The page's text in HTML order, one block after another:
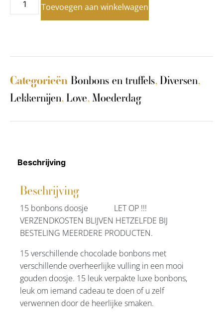
Toevoegen aan winkelwagen
Categorieën Bonbons en truffels, Diversen,
Lekkernijen, Love, Moederdag
Beschrijving
Beschrijving
15 bonbons doosje LET OP !!!
VERZENDKOSTEN BLIJVEN HETZELFDE BIJ
BESTELING MEERDERE PRODUCTEN.
15 verschillende chocolade bonbons met
verschillende overheerlijke vulling in een mooi
gouden doosje. 15 leuk verpakte luxe bonbons,
leuk om iemand cadeau te doen of u zelf
verwennen door de heerlijke smaken.